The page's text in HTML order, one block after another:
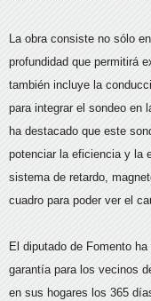
La obra consiste no sólo
profundidad que permitirá
también incluye la
para integrar el sondeo en
ha destacado que este
potenciar la eficiencia y la
sistema de retardo,
cuadro para poder ver el
El diputado de Fomento
garantía para los vecinos
en sus hogares los 365